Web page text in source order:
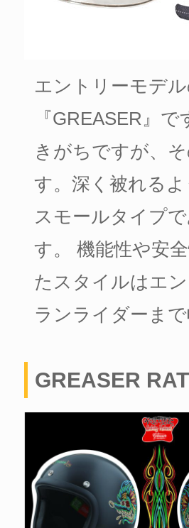
エントリーモデ
『GREASER』
きがちですが、
す。深く被れる
スモールタイプ
す。 機能性や安
たスタイルはエ
ランライダーま
GREASER